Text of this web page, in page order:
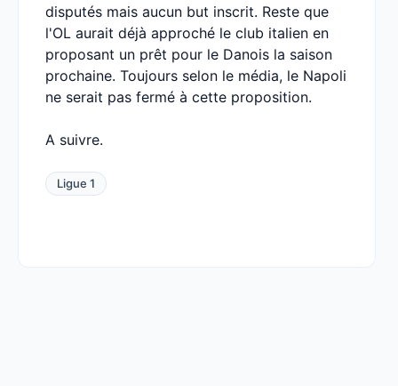
disputés mais aucun but inscrit. Reste que
l'OL aurait déjà approché le club italien en
proposant un prêt pour le Danois la saison
prochaine. Toujours selon le média, le Napoli
ne serait pas fermé à cette proposition.
A suivre.
Ligue 1